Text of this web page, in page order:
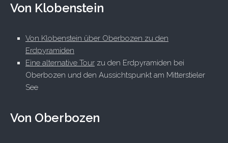
Von Klobenstein
Von Klobenstein über Oberbozen zu den
Erdpyramiden
Eine alternative Tour zu den Erdpyramiden bei
Oberbozen und den Aussichtspunkt am Mitterstieler
See
Von Oberbozen